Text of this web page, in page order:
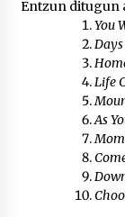
Entzun ditugun
You
Life
As